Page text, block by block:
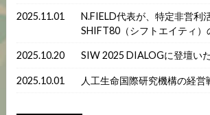
2025.11.01
N.FIELD代表が、特定非営利
SHIFT80（シフトエイティ）
2025.10.20 SIW 2025 DIALOGに登壇い
2025.10.01 人工生命国際研究機構の経営